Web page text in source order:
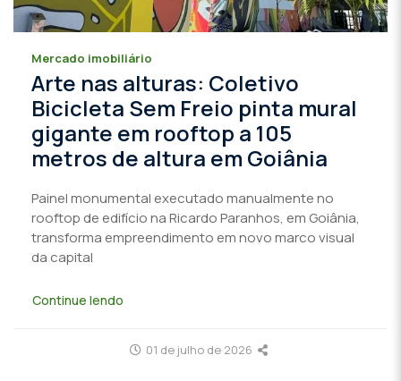
Mercado imobiliário
Arte nas alturas: Coletivo
Bicicleta Sem Freio pinta mural
gigante em rooftop a 105
metros de altura em Goiânia
Painel monumental executado manualmente no
rooftop de edifício na Ricardo Paranhos, em Goiânia,
transforma empreendimento em novo marco visual
da capital
Continue lendo
01 de julho de 2026